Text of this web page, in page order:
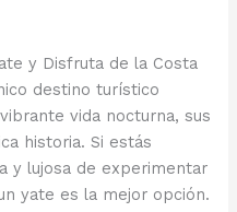
y Disfruta de la Costa
destino turístico
vida nocturna, sus
historia. Si estás
y lujosa de experimentar
yate es la mejor opción.